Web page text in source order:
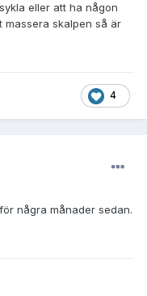
eller att ha någon
massera skalpen så är
4
några månader sedan.